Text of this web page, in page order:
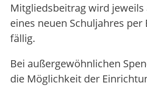
Mitgliedsbeitrag wird jeweils
eines neuen Schuljahres per
fällig.
Bei außergewöhnlichen
die Möglichkeit der